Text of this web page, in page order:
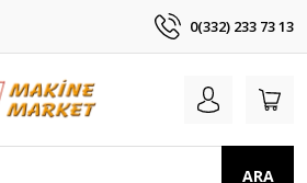
0(332) 233 73 13
ARA